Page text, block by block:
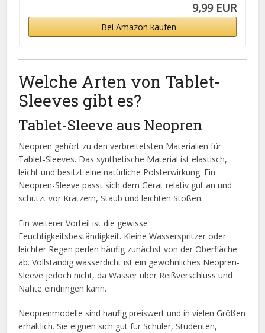
9,99 EUR
Bei Amazon kaufen
Welche Arten von Tablet-
Sleeves gibt es?
Tablet-Sleeve aus Neopren
Neopren gehört zu den verbreitetsten Materialien für
Tablet-Sleeves. Das synthetische Material ist elastisch,
leicht und besitzt eine natürliche Polsterwirkung. Ein
Neopren-Sleeve passt sich dem Gerät relativ gut an und
schützt vor Kratzern, Staub und leichten Stößen.
Ein weiterer Vorteil ist die gewisse
Feuchtigkeitsbeständigkeit. Kleine Wasserspritzer oder
leichter Regen perlen häufig zunächst von der Oberfläche
ab. Vollständig wasserdicht ist ein gewöhnliches Neopren-
Sleeve jedoch nicht, da Wasser über Reißverschluss und
Nähte eindringen kann.
Neoprenmodelle sind häufig preiswert und in vielen Größen
erhältlich. Sie eignen sich gut für Schüler, Studenten,